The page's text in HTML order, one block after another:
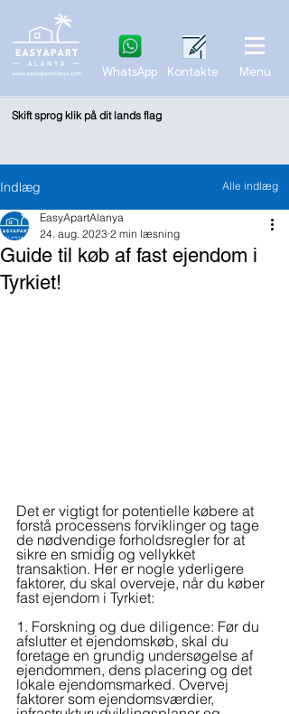
WhatsApp Kontakte Menu
Skift sprog klik på dit lands flag
Indlæg
Guide til køb af fast ejendom i
Tyrkiet!
EasyApartAlanya
24. aug. 2023 2 min læsning
Det er vigtigt for potentielle købere at
forstå processens forviklinger og tage
de nødvendige forholdsregler for at
sikre en smidig og vellykket
transaktion. Her er nogle yderligere
faktorer, du skal overveje, når du køber
fast ejendom i Tyrkiet:
1. Forskning og due diligence: Før du
afslutter et ejendomskøb, skal du
foretage en grundig undersøgelse af
ejendommen, dens placering og det
lokale ejendomsmarked. Overvej
faktorer som ejendomsværdier,
Alle indlæg